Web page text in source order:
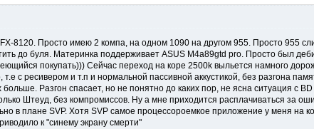
8120. Просто имею 2 компа, на одном 1090 на другом 955. Просто 955
до буля. Материнка поддерживает ASUS M4a89gtd pro. Просто был
покупать))) Сейчас переход на коре 2500k выльется намного
с ресивером и т.п и нормальной пассивной аккустикой, без разгона
Разгон спасает, но не понятно до каких пор, не ясна ситуация с
Штеуд, без компромиссов. Ну а мне приходится расплачиваться за
в плане SVP. Хотя SVP самое процессороемкое приложение у меня на
к "синему экрану смерти"